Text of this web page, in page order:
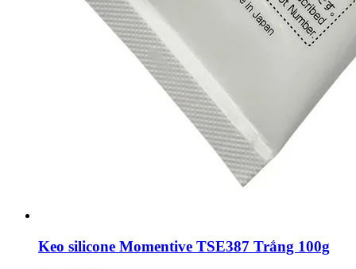
Keo silicone Momentive TSE387 Trắng 100g